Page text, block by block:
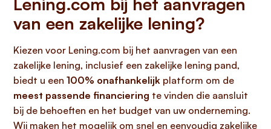
van een zakelijke lening?
Kiezen voor Lening.com bij het aanvragen van een
zakelijke lening, inclusief een zakelijke lening pand,
biedt u een 100% onafhankelijk platform om de
meest passende financiering te vinden die aansluit
bij de behoeften en het budget van uw onderneming.
Wij maken het mogelijk om snel en eenvoudig zakelijke